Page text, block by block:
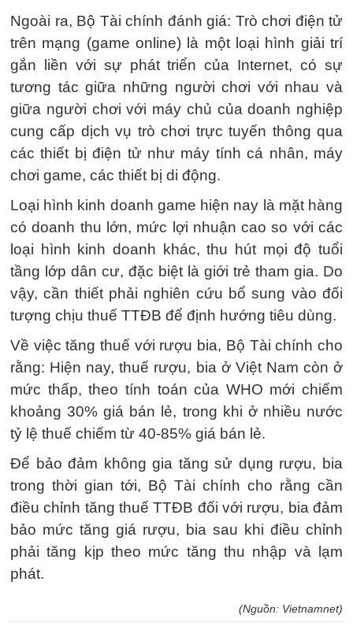
Ngoài ra, Bộ Tài chính đánh giá: Trò chơi điện tử
trên mạng (game online) là một loại hình giải trí
gắn liền với sự phát triển của Internet, có sự
tương tác giữa những người chơi với nhau và
giữa người chơi với máy chủ của doanh nghiệp
cung cấp dịch vụ trò chơi trực tuyến thông qua
các thiết bị điện tử như máy tính cá nhân, máy
chơi game, các thiết bị di động.
Loại hình kinh doanh game hiện nay là mặt hàng
có doanh thu lớn, mức lợi nhuận cao so với các
loại hình kinh doanh khác, thu hút mọi độ tuổi
tầng lớp dân cư, đặc biệt là giới trẻ tham gia. Do
vậy, cần thiết phải nghiên cứu bổ sung vào đối
tượng chịu thuế TTĐB để định hướng tiêu dùng.
Về việc tăng thuế với rượu bia, Bộ Tài chính cho
rằng: Hiện nay, thuế rượu, bia ở Việt Nam còn ở
mức thấp, theo tính toán của WHO mới chiếm
khoảng 30% giá bán lẻ, trong khi ở nhiều nước
tỷ lệ thuế chiếm từ 40-85% giá bán lẻ.
Để bảo đảm không gia tăng sử dụng rượu, bia
trong thời gian tới, Bộ Tài chính cho rằng cần
điều chỉnh tăng thuế TTĐB đối với rượu, bia đảm
bảo mức tăng giá rượu, bia sau khi điều chỉnh
phải tăng kịp theo mức tăng thu nhập và lạm
phát.
(Nguồn: Vietnamnet)